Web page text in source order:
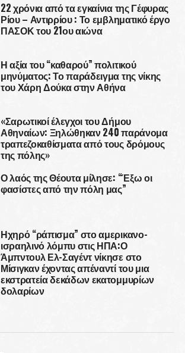
22 χρόνια από τα εγκαίνια της Γέφυρας
Ρίου – Αντιρρίου : Το εμβληματικό έργο
ΠΑΣΟΚ του 21ου αιώνα
Η αξία του “καθαρού” πολιτικού
μηνύματος: Το παράδειγμα της νίκης
του Χάρη Δούκα στην Αθήνα
«Σαρωτικοί έλεγχοι του Δήμου
Αθηναίων: Ξηλώθηκαν 240 παράνομα
τραπεζοκαθίσματα από τους δρόμους
της πόλης»
Ο λαός της Θέουτα μίλησε: “Έξω οι
φασίστες από την πόλη μας”
Ηχηρό “ράπισμα” στο αμερικανο-
ισραηλινό λόμπυ στις ΗΠΑ:Ο
Άμπντουλ Ελ-Σαγέντ νίκησε στο
Μίσιγκαν έχοντας απέναντί του μια
εκστρατεία δεκάδων εκατομμυρίων
δολαρίων